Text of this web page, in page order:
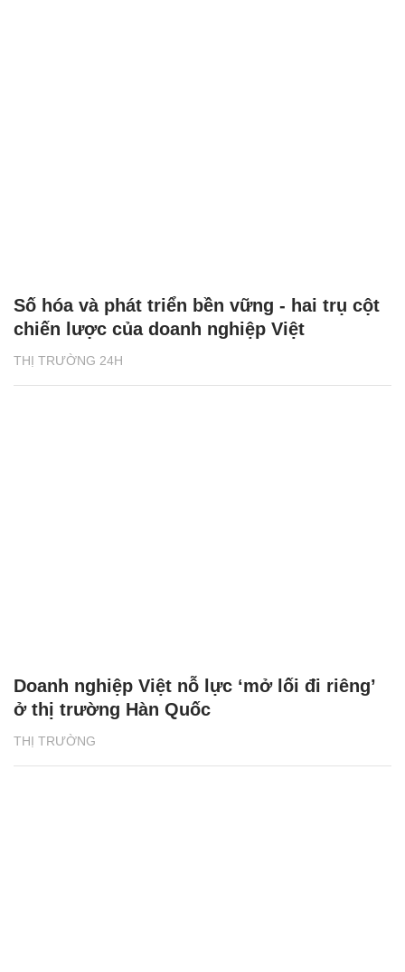
THỊ TRƯỜNG 24H
Số hóa và phát triển bền vững - hai trụ cột
chiến lược của doanh nghiệp Việt
THỊ TRƯỜNG
Doanh nghiệp Việt nỗ lực ‘mở lối đi riêng’
ở thị trường Hàn Quốc